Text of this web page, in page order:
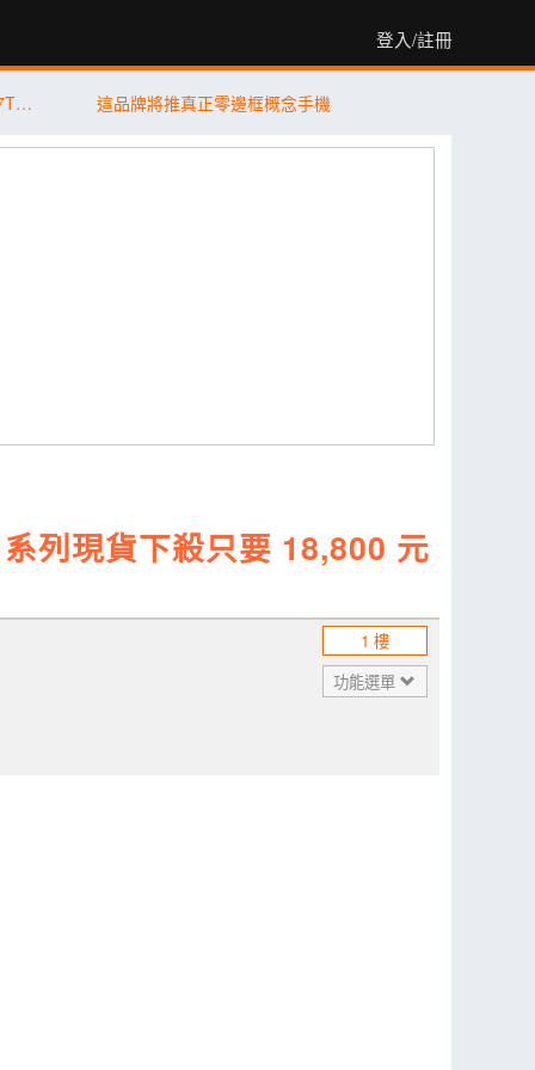
登入/註冊
【PK 擂台】平價版旗艦機對決 Xiaomi 17T Pro V.S. vivo X300 FE 這品牌將推真正零邊框概念手機
列現貨下殺只要 18,800 元
1 樓
功能選單